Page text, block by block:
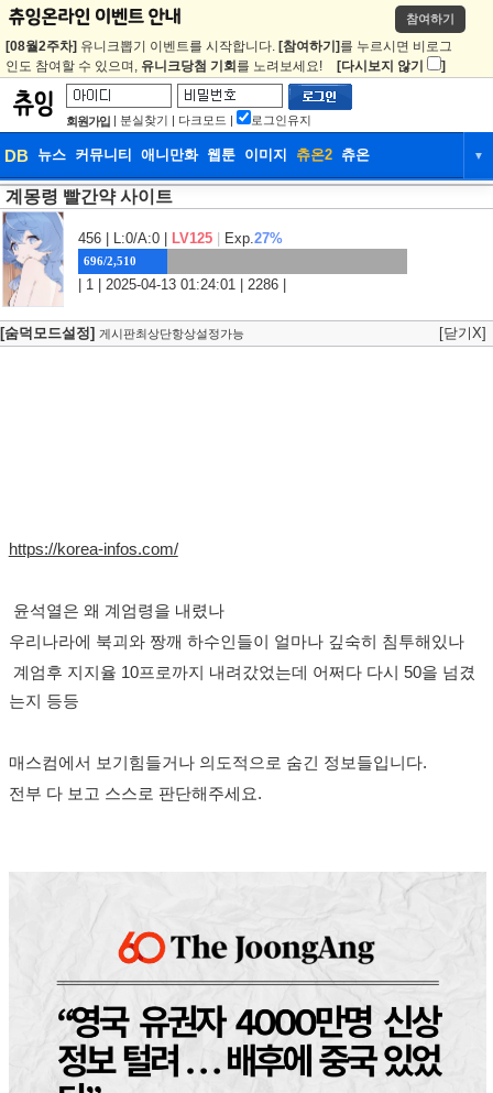
참여하기
[08월2주차] 유니크뽑기 이벤트를 시작합니다. [참여하기] 를 누르시면 비로그
인도 참여할 수 있으며, 유니크당첨 기회 를 노려보세요! [다시보지 않기 ]
회원가입 | 분실찾기 | 다크모드 | 로그인유지
DB 뉴스 커뮤니티 애니만화 웹툰 이미지 츄온2 츄온 ▼
DB
웹툰 이미지
계몽령 빨간약 사이트
456 | L:0/A:0 | LV125 Exp.27%
696/2,510
| 1 | 2025-04-13 01:24:01 | 2286 |
[숨덕모드설정] 게시판최상단항상설정가능 [닫기X]
https://korea-infos.com/
윤석열은 왜 계엄령을 내렸나
우리나라에 북괴와 짱깨 하수인들이 얼마나 깊숙히 침투해있나
계엄후 지지율 10프로까지 내려갔었는데 어쩌다 다시 50을 넘겼
는지 등등
매스컴에서 보기힘들거나 의도적으로 숨긴 정보들입니다.
전부 다 보고 스스로 판단해주세요.